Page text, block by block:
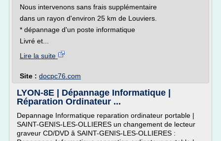
Nous intervenons sans frais supplémentaire
dans un rayon d'environ 25 km de Louviers.
* dépannage d'un poste informatique
Livré et...
Lire la suite
Site : docpc76.com
LYON-8E | Dépannage Informatique |
Réparation Ordinateur ...
Depannage Informatique reparation ordinateur portable |
SAINT-GENIS-LES-OLLIERES un changement de lecteur
graveur CD/DVD â SAINT-GENIS-LES-OLLIERES :